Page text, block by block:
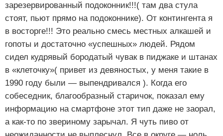
зарезервированный подоконник!!!( там два стула
стоят, пьют прямо на подоконнике). От контингента я
в восторге!!! Это реально смесь местных алкашей и
гопоты и достаточно «успешных» людей. Рядом
сидел кудрявый бородатый чувак в пиджаке и штанах
в «клеточку»( привет из девяностых, у меня такие в
1990 году были — выпендривался ). Когда его
собеседник, благообразный старичок, показал ему
информацию на смартфоне этот тип даже не заорал,
а как-то по звериному зарычал. Я чуть пиво от